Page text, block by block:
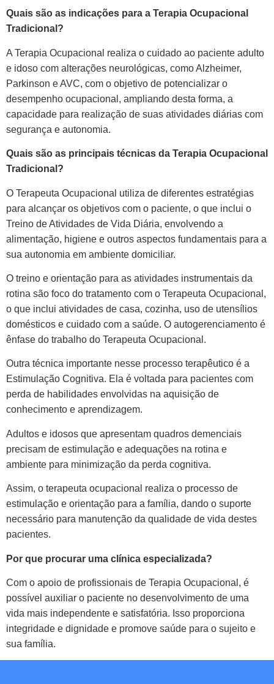
Quais são as indicações para a Terapia Ocupacional
Tradicional?
A Terapia Ocupacional realiza o cuidado ao paciente adulto
e idoso com alterações neurológicas, como Alzheimer,
Parkinson e AVC, com o objetivo de potencializar o
desempenho ocupacional, ampliando desta forma, a
capacidade para realização de suas atividades diárias com
segurança e autonomia.
Quais são as principais técnicas da Terapia Ocupacional
Tradicional?
O Terapeuta Ocupacional utiliza de diferentes estratégias
para alcançar os objetivos com o paciente, o que inclui o
Treino de Atividades de Vida Diária, envolvendo a
alimentação, higiene e outros aspectos fundamentais para a
sua autonomia em ambiente domiciliar.
O treino e orientação para as atividades instrumentais da
rotina são foco do tratamento com o Terapeuta Ocupacional,
o que inclui atividades de casa, cozinha, uso de utensílios
domésticos e cuidado com a saúde. O autogerenciamento é
ênfase do trabalho do Terapeuta Ocupacional.
Outra técnica importante nesse processo terapêutico é a
Estimulação Cognitiva. Ela é voltada para pacientes com
perda de habilidades envolvidas na aquisição de
conhecimento e aprendizagem.
Adultos e idosos que apresentam quadros demenciais
precisam de estimulação e adequações na rotina e
ambiente para minimização da perda cognitiva.
Assim, o terapeuta ocupacional realiza o processo de
estimulação e orientação para a família, dando o suporte
necessário para manutenção da qualidade de vida destes
pacientes.
Por que procurar uma clínica especializada?
Com o apoio de profissionais de Terapia Ocupacional, é
possível auxiliar o paciente no desenvolvimento de uma
vida mais independente e satisfatória. Isso proporciona
integridade e dignidade e promove saúde para o sujeito e
sua família.